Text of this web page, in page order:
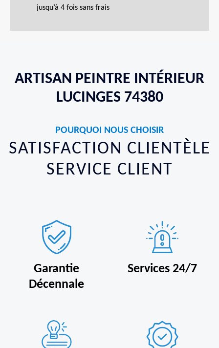
jusqu’à 4 fois sans frais
ARTISAN PEINTRE INTÉRIEUR
LUCINGES 74380
POURQUOI NOUS CHOISIR
SATISFACTION CLIENTÈLE
SERVICE CLIENT
Garantie
Décennale
Services 24/7